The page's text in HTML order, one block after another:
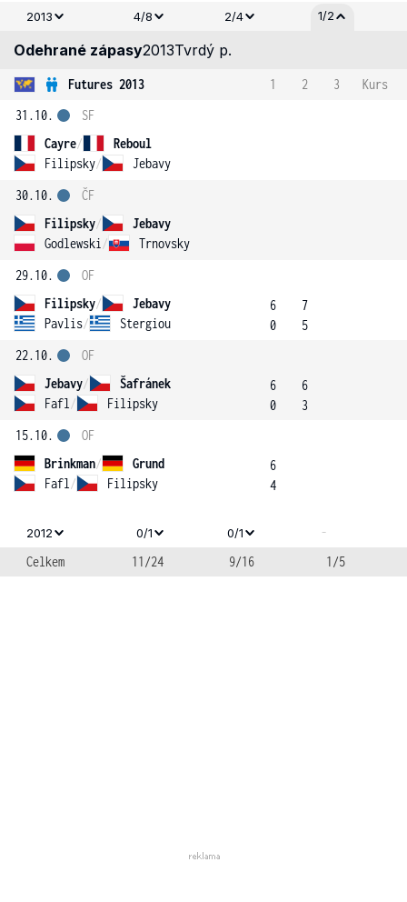
2013
4/8 2/4 1/2
Odehrané zápasy2013Tvrdý p.
Futures 2013 1 2 3
Kurs
31.10.
Cayre/
Reboul
Filipsky/ Jebavy
SF
30.10.
Filipsky/
Jebavy
Godlewski / Trnovsky
ČF
29.10.
Filipsky/
Jebavy
Pavlis/ Stergiou
OF
6
0
7
5
22.10.
Jebavy/
Šafránek
Fafl / Filipsky
OF
6
0
6
3
15.10.
Brinkman/
Grund
Fafl / Filipsky
OF
6
4
2012 0/1 0/1
-
Celkem
11/24 9/16 1/5